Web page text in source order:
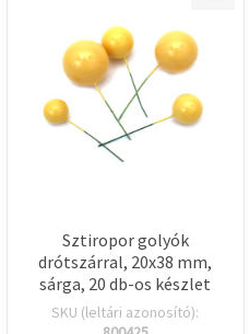
Sztiropor golyók
drótszárral, 20x38 mm,
sárga, 20 db-os készlet
SKU (leltári azonosító):